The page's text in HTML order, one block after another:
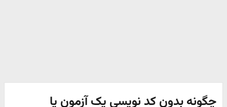
چگونه بدون کد نویسی یک آزمون یا